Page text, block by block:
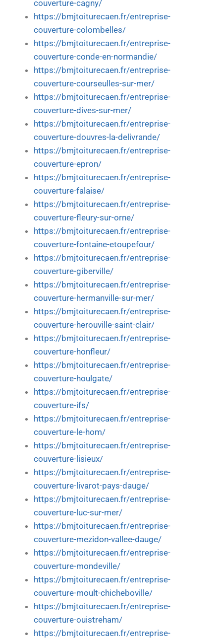
couverture-cagny/
https://bmjtoiturecaen.fr/entreprise-
couverture-colombelles/
https://bmjtoiturecaen.fr/entreprise-
couverture-conde-en-normandie/
https://bmjtoiturecaen.fr/entreprise-
couverture-courseulles-sur-mer/
https://bmjtoiturecaen.fr/entreprise-
couverture-dives-sur-mer/
https://bmjtoiturecaen.fr/entreprise-
couverture-douvres-la-delivrande/
https://bmjtoiturecaen.fr/entreprise-
couverture-epron/
https://bmjtoiturecaen.fr/entreprise-
couverture-falaise/
https://bmjtoiturecaen.fr/entreprise-
couverture-fleury-sur-orne/
https://bmjtoiturecaen.fr/entreprise-
couverture-fontaine-etoupefour/
https://bmjtoiturecaen.fr/entreprise-
couverture-giberville/
https://bmjtoiturecaen.fr/entreprise-
couverture-hermanville-sur-mer/
https://bmjtoiturecaen.fr/entreprise-
couverture-herouville-saint-clair/
https://bmjtoiturecaen.fr/entreprise-
couverture-honfleur/
https://bmjtoiturecaen.fr/entreprise-
couverture-houlgate/
https://bmjtoiturecaen.fr/entreprise-
couverture-ifs/
https://bmjtoiturecaen.fr/entreprise-
couverture-le-hom/
https://bmjtoiturecaen.fr/entreprise-
couverture-lisieux/
https://bmjtoiturecaen.fr/entreprise-
couverture-livarot-pays-dauge/
https://bmjtoiturecaen.fr/entreprise-
couverture-luc-sur-mer/
https://bmjtoiturecaen.fr/entreprise-
couverture-mezidon-vallee-dauge/
https://bmjtoiturecaen.fr/entreprise-
couverture-mondeville/
https://bmjtoiturecaen.fr/entreprise-
couverture-moult-chicheboville/
https://bmjtoiturecaen.fr/entreprise-
couverture-ouistreham/
https://bmjtoiturecaen.fr/entreprise-